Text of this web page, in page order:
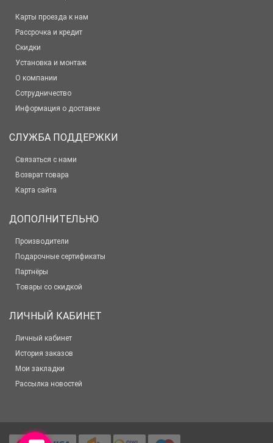
Карты проезда к нам
Рассрочка и кредит
Скидки
Установка и монтаж
О компании
Сотрудничество
Информация о доставке
СЛУЖБА ПОДДЕРЖКИ
Связаться с нами
Возврат товара
Карта сайта
ДОПОЛНИТЕЛЬНО
Производители
Подарочные сертификаты
Партнёры
Товары со скидкой
ЛИЧНЫЙ КАБИНЕТ
Личный кабинет
История заказов
Мои закладки
Рассылка новостей